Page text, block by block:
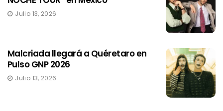
Julio 13, 2026
Malcriada llegará a Quéretaro en
Pulso GNP 2026
Julio 13, 2026